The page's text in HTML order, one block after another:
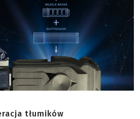
tłumików